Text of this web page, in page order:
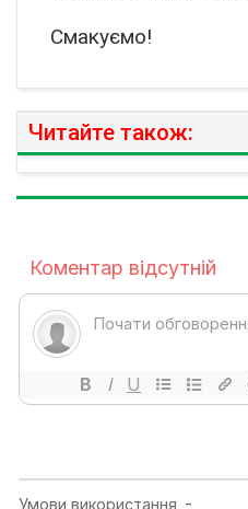
Смакуємо!
Читайте також: